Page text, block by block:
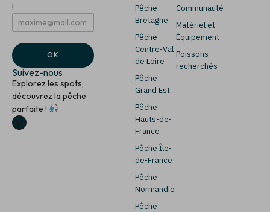
!
*
E
a
i
l
E
m
a
i
l
E
m
i
l
*
OK
Suivez-nous
Explorez les spots,
découvrez la pêche
parfaite !
Pêche
Bretagne
Pêche
Centre-Val
de Loire
Pêche
Grand Est
Pêche
Hauts-de-
France
Pêche Île-
de-France
Pêche
Normandie
Pêche
Communauté
Matériel et
Équipement
Poissons
recherchés